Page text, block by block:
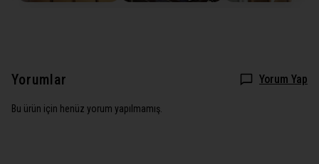
Yorumlar Yorum Yap
Bu ürün için henüz yorum yapılmamış.